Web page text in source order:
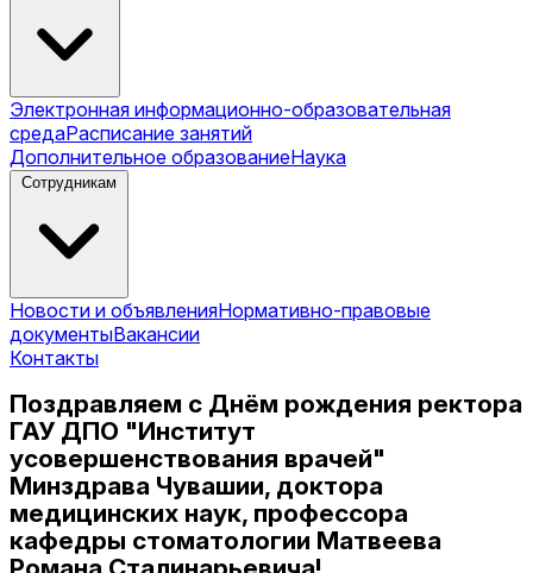
Электронная информационно-образовательная
средаРасписание занятий
Дополнительное образованиеНаука
Сотрудникам
Новости и объявленияНормативно-правовые
документыВакансии
Контакты
Поздравляем с Днём рождения ректора
ГАУ ДПО "Институт
усовершенствования врачей"
Минздрава Чувашии, доктора
медицинских наук, профессора
кафедры стоматологии Матвеева